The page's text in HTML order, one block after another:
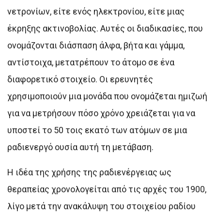
νετρονίων, είτε ενός ηλεκτρονίου, είτε μιας
έκρηξης ακτινοβολίας. Αυτές οι διαδικασίες, που
ονομάζονται διάσπαση άλφα, βήτα και γάμμα,
αντίστοιχα, μετατρέπουν το άτομο σε ένα
διαφορετικό στοιχείο. Οι ερευνητές
χρησιμοποιούν μια μονάδα που ονομάζεται ημιζωή
για να μετρήσουν πόσο χρόνο χρειάζεται για να
υποστεί το 50 τοις εκατό των ατόμων σε μια
ραδιενεργό ουσία αυτή τη μετάβαση.
Η ιδέα της χρήσης της ραδιενέργειας ως
θεραπείας χρονολογείται από τις αρχές του 1900,
λίγο μετά την ανακάλυψη του στοιχείου ραδίου